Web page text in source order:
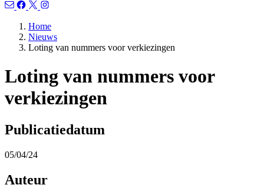
Home
Nieuws
Loting van nummers voor verkiezingen
Loting van nummers voor
verkiezingen
Publicatiedatum
05/04/24
Auteur